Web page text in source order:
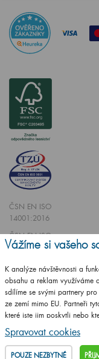
ČSN EN ISO
14001:2016
ČSN EN ISO
9001:2016
Vytvořilo studio
© 2009 - 2025 Koupelnový
Vážíme si vašeho
K analýze návštěvnosti a
obsahu a reklam využíváme
sdílíme se svými partnery
ze zemí mimo EU. Partneři
které jste jim poskytli nebo
služby.
Podrobné informace
Spravovat cookies
POUZE NEZBYTNÉ